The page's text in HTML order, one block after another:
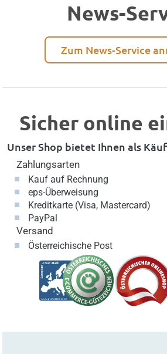
News-
Zum News-Service
Sicher online
Unser Shop bietet Ihnen als
Zahlungsarten
Kauf auf Rechnung
eps-Überweisung
Kreditkarte (Visa, Mastercard)
PayPal
Versand
Österreichische Post